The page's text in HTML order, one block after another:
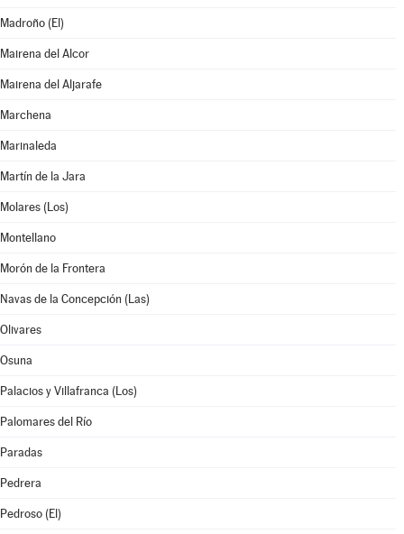
Madroño (El)
Mairena del Alcor
Mairena del Aljarafe
Marchena
Marinaleda
Martín de la Jara
Molares (Los)
Montellano
Morón de la Frontera
Navas de la Concepción (Las)
Olivares
Osuna
Palacios y Villafranca (Los)
Palomares del Río
Paradas
Pedrera
Pedroso (El)